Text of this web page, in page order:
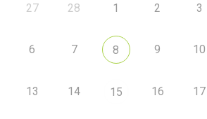
27 28 1 2 3
6 7 8 9 10
13 14 15 16 17